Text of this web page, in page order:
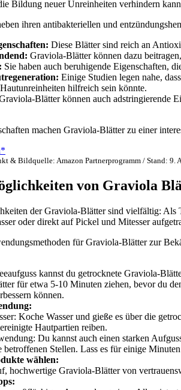
Bildung neuer Unreinheiten verhindern
ihren antibakteriellen und
Diese Blätter sind reich an
Graviola-Blätter können dazu
Sie haben auch beruhigende Eigenschaften,
Einige Studien legen nahe,
hilfreich sein könnte.
Blätter können auch adstringierende
machen Graviola-Blätter zu einer
& Bildquelle: Amazon Partnerprogramm / Stand: 9.
von Graviola
der Graviola-Blätter sind vielfältig: Als
oder direkt auf Pickel und Mitesser
für Graviola-Blätter zur
kannst du getrocknete Graviola-
für etwa 5-10 Minuten ziehen, bevor du
können.
Koche Wasser und gieße es über die
Hautpartien reiben.
Du kannst auch einen starken
betroffenen Stellen. Lass es für einige
wählen:
hochwertige Graviola-Blätter von